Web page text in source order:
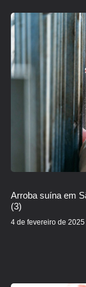
Arroba suína em
(3)
4 de fevereiro de 2025